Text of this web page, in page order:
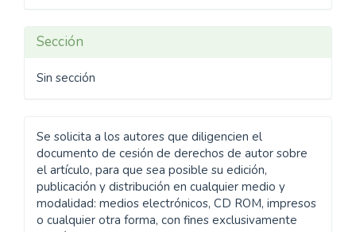
Sección
Sin sección
Se solicita a los autores que diligencien el
documento de cesión de derechos de autor sobre
el artículo, para que sea posible su edición,
publicación y distribución en cualquier medio y
modalidad: medios electrónicos, CD ROM, impresos
o cualquier otra forma, con fines exclusivamente